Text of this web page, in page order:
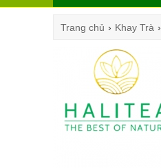
Trang chủ › Khay Trà ›